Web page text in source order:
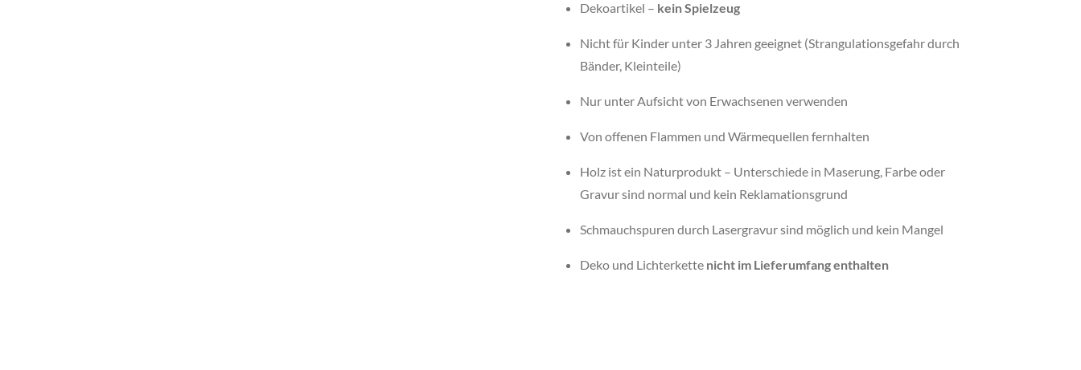
Dekoartikel – kein Spielzeug
Nicht für Kinder unter 3 Jahren geeignet (Strangulationsgefahr durch
Bänder, Kleinteile)
Nur unter Aufsicht von Erwachsenen verwenden
Von offenen Flammen und Wärmequellen fernhalten
Holz ist ein Naturprodukt – Unterschiede in Maserung, Farbe oder
Gravur sind normal und kein Reklamationsgrund
Schmauchspuren durch Lasergravur sind möglich und kein Mangel
Deko und Lichterkette nicht im Lieferumfang enthalten